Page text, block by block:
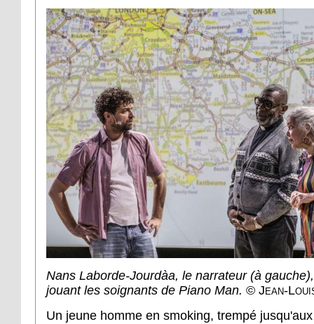
Nans Laborde-Jourdàa, le narrateur (à
jouant les soignants de Piano Man. © Jean-
Un jeune homme en smoking, trempé